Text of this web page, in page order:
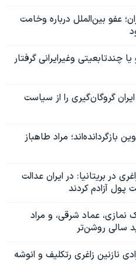
عفو بین‌الملل درباره وخامت
چندتابعیتی وغیرایرانی گرفتار
گروگان‌گیری را از سیاست
بازگردانده‌اند؛ مراد طاهباز
در بریتانیا: در ایران عدالت
پول آزادم کردند
نمازی، عماد شرقی، و مراد
سالی روشن‌تر
نازنین زاغری رتکلیف و انوشه